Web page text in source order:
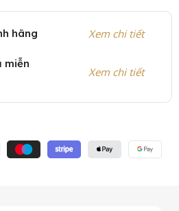
hãng Xem chi tiết
miễn
Xem chi tiết